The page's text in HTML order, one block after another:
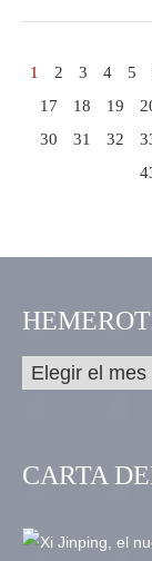
1 2 3 4 5
17
18 19
30
31 32
CARTA